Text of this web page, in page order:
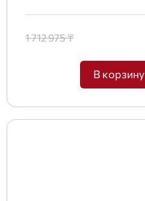
1 712 975 ₸
В корзину